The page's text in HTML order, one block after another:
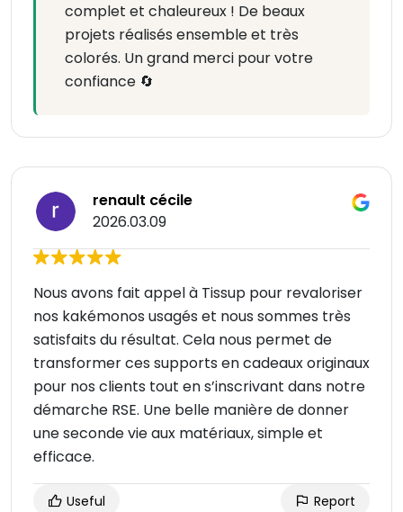
complet et chaleureux ! De beaux
projets réalisés ensemble et très
colorés. Un grand merci pour votre
confiance 🔄
renault cécile
2026.03.09
Nous avons fait appel à Tissup pour revaloriser
nos kakémonos usagés et nous sommes très
satisfaits du résultat. Cela nous permet de
transformer ces supports en cadeaux originaux
pour nos clients tout en s’inscrivant dans notre
démarche RSE. Une belle manière de donner
une seconde vie aux matériaux, simple et
efficace.
Useful Report